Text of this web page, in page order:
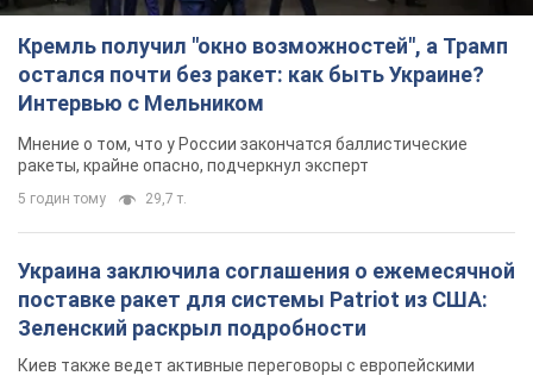
Заботилась об учениках и поддерживала
учителей: в результате удара РФ по Киевской
области погибли директор киевского лицея, её
муж и внук
3 години тому 14,4 т.